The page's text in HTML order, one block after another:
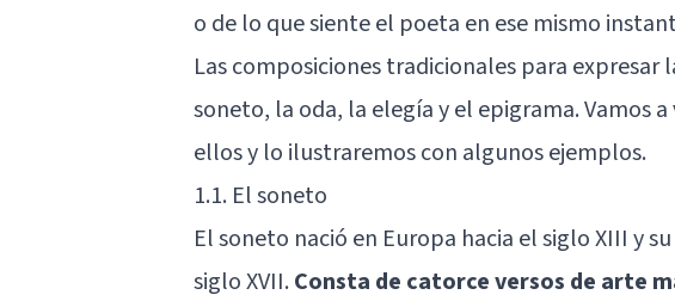
o de lo que siente el poeta en ese mismo
Las composiciones tradicionales para
soneto, la oda, la elegía y el epigrama. Vamos
ellos y lo ilustraremos con algunos ejemplos.
1.1. El soneto
El soneto nació en Europa hacia el siglo XIII y
siglo XVII.Consta de catorce versos de arte